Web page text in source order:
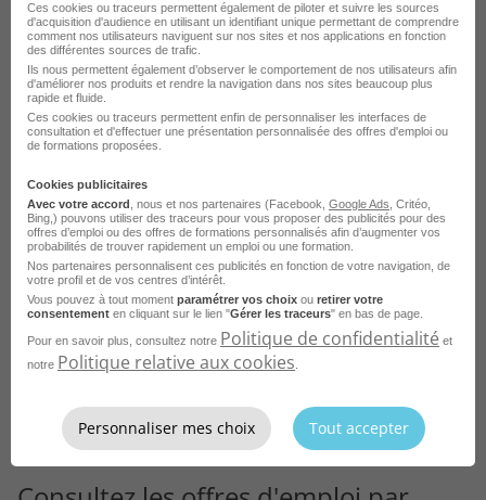
Juriste d'Affaires H/F
Aix-en-Provence - 13
CDI
TECHNICATOME
Publié le 5 septembre 2025
Je postule
Ces cookies ou traceurs permettent également de piloter et suivre les sources
d'acquisition d'audience en utilisant un identifiant unique permettant de comprendre
comment nos utilisateurs naviguent sur nos sites et nos applications en fonction
des différentes sources de trafic.
Ils nous permettent également d’observer le comportement de nos utilisateurs afin
d'améliorer nos produits et rendre la navigation dans nos sites beaucoup plus
rapide et fluide.
Ces cookies ou traceurs permettent enfin de personnaliser les interfaces de
consultation et d'effectuer une présentation personnalisée des offres d'emploi ou
de formations proposées.
Cookies publicitaires
Avec votre accord , nous et nos partenaires (Facebook, Google Ads , Critéo,
Bing,) pouvons utiliser des traceurs pour vous proposer des publicités pour des
offres d’emploi ou des offres de formations personnalisés afin d’augmenter vos
probabilités de trouver rapidement un emploi ou une formation.
Nos partenaires personnalisent ces publicités en fonction de votre navigation, de
votre profil et de vos centres d’intérêt.
Vous pouvez à tout moment paramétrer vos choix ou retirer votre
consentement en cliquant sur le lien "Gérer les traceurs" en bas de page.
Pour en savoir plus, consultez notre Politique de confidentialité et
notre Politique relative aux cookies
Personnaliser mes choix Tout accepter